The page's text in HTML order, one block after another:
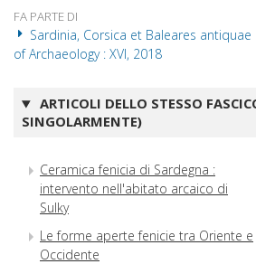
FA PARTE DI
Sardinia, Corsica et Baleares antiquae
of Archaeology : XVI, 2018
ARTICOLI DELLO STESSO
SINGOLARMENTE)
Ceramica fenicia di Sardegna :
intervento nell'abitato arcaico di
Sulky
Le forme aperte fenicie tra Oriente e
Occidente